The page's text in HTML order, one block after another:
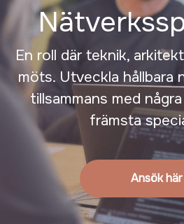
En roll där teknik,
möts. Utveckla hållbara
tillsammans med
främsta
Ansök här